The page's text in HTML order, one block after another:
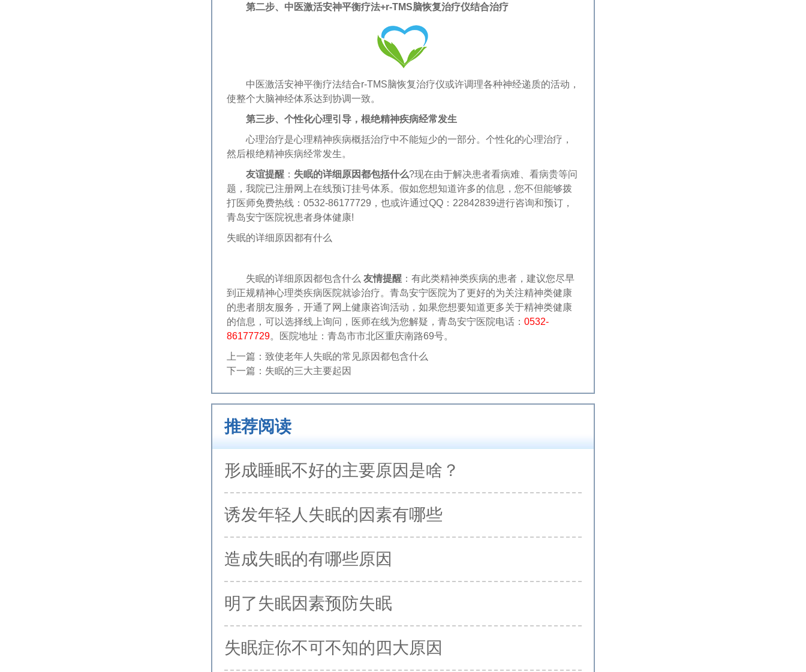
第二步、中医激活安神平衡疗法+r-TMS脑恢复治疗仪结合治疗
中医激活安神平衡疗法结合r-TMS脑恢复治疗仪或许调理各种神经递质的活动，
使整个大脑神经体系达到协调一致。
第三步、个性化心理引导，根绝精神疾病经常发生
心理治疗是心理精神疾病概括治疗中不能短少的一部分。个性化的心理治疗，
然后根绝精神疾病经常发生。
友谊提醒 ： 失眠的详细原因都包括什么?现在由于解决患者看病难、看病贵等问
题，我院已注册网上在线预订挂号体系。假如您想知道许多的信息，您不但能够拨
打医师免费热线：0532-86177729，也或许通过QQ：22842839进行咨询和预订，
青岛安宁医院祝患者身体健康!
失眠的详细原因都有什么
失眠的详细原因都包含什么 友情提醒 ：有此类精神类疾病的患者，建议您尽早
到正规精神心理类疾病医院就诊治疗。青岛安宁医院为了更好的为关注精神类健康
的患者朋友服务，开通了网上健康咨询活动，如果您想要知道更多关于精神类健康
的信息，可以选择线上询问，医师在线为您解疑，青岛安宁医院电话： 0532-
86177729。医院地址：青岛市市北区重庆南路69号。
上一篇： 致使老年人失眠的常见原因都包含什么
下一篇： 失眠的三大主要起因
推荐阅读
形成睡眠不好的主要原因是啥？
诱发年轻人失眠的因素有哪些
造成失眠的有哪些原因
明了失眠因素预防失眠
失眠症你不可不知的四大原因